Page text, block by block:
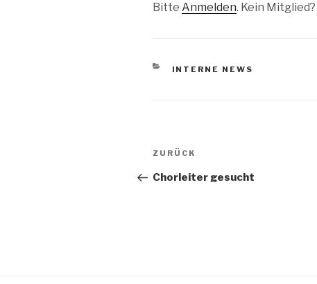
Bitte Anmelden. Kein Mitglied?
KATEGORIEN
INTERNE NEWS
Beitragsnavigation
Vorheriger
ZURÜCK
Chorleiter gesucht